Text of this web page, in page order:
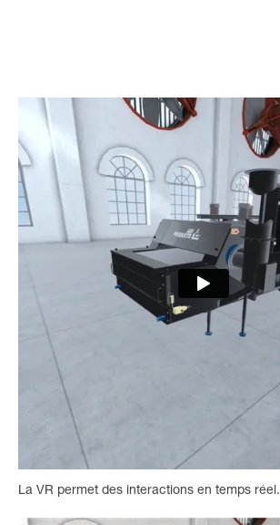
La VR permet des interactions en temps réel.